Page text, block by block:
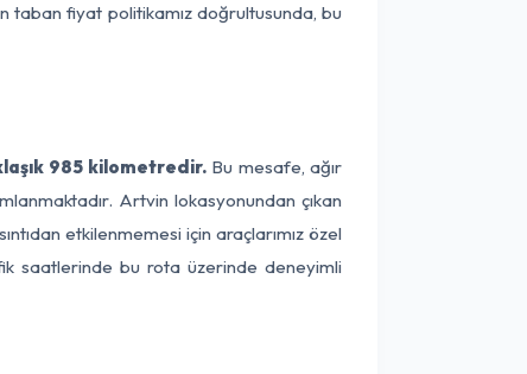
taban fiyat politikamız doğrultusunda, bu
985 kilometredir. Bu mesafe, ağır
Artvin lokasyonundan çıkan
etkilenmemesi için araçlarımız özel
saatlerinde bu rota üzerinde deneyimli